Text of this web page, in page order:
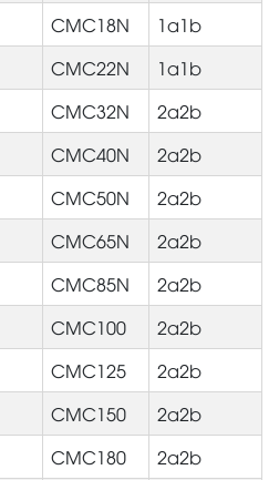
CMC18N
1a1b
CMC22N
1a1b
CMC32N
2a2b
CMC40N
2a2b
CMC50N
2a2b
CMC65N
2a2b
CMC85N
2a2b
CMC100
2a2b
CMC125
2a2b
CMC150
2a2b
CMC180
2a2b